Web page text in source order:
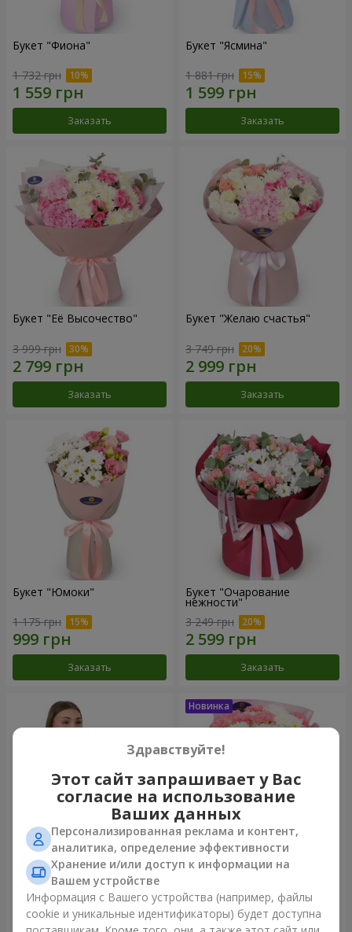
Букет "Фиона"
1 732 грн
Заказать
Букет "Ясмина"
1 881 грн
Заказать
Букет "Её Высочество"
3 999 грн
Заказать
Букет "Желаю счастья"
3 749 грн
Заказать
Букет "Юмоки"
1 175 грн
Заказать
Букет "Очарование
нежности"
3 249 грн
Заказать
Композиция "Белоснежная
гармония"
2 799 грн
Букет "Sentiment"
1 599 грн
Здравствуйте!
Этот сайт запрашивает у Вас
согласие на использование
Ваших данных
Персонализированная реклама и контент,
аналитика, определение эффективности
Хранение и/или доступ к информации на
Вашем устройстве
Информация с Вашего устройства (например, файлы
cookie и уникальные идентификаторы) будет доступна